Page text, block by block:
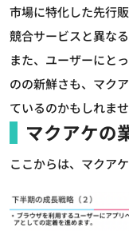
市場に特化した先行
競合サービスと異な
また、ユーザーにと
のの新鮮さも、マク
ているのかもしれませ
マクアケの
ここからは、マクア